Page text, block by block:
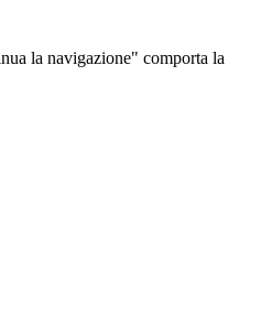
la navigazione" comporta la